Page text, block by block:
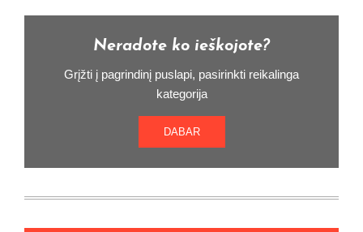
Neradote ko ieškojote?
Grįžti į pagrindinį puslapi, pasirinkti reikalinga
kategorija
DABAR